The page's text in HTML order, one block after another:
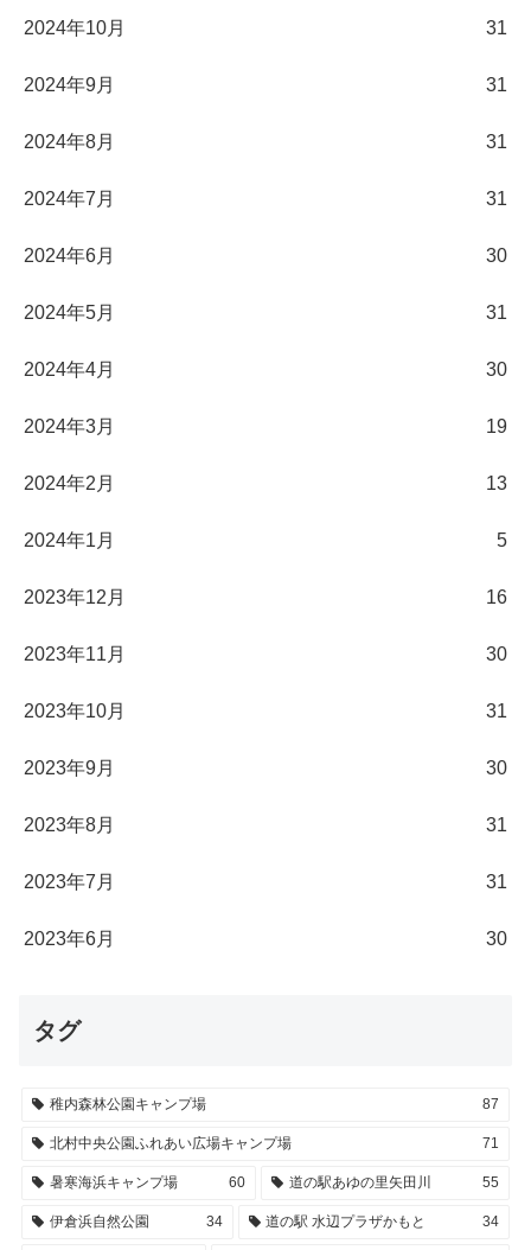
2024年10月 31
2024年9月 31
2024年8月 31
2024年7月 31
2024年6月 30
2024年5月 31
2024年4月 30
2024年3月 19
2024年2月 13
2024年1月 5
2023年12月 16
2023年11月 30
2023年10月 31
2023年9月 30
2023年8月 31
2023年7月 31
2023年6月 30
タグ
稚内森林公園キャンプ場 87
北村中央公園ふれあい広場キャンプ場 71
暑寒海浜キャンプ場 60 道の駅あゆの里矢田川 55
伊倉浜自然公園 34 道の駅 水辺プラザかもと 34